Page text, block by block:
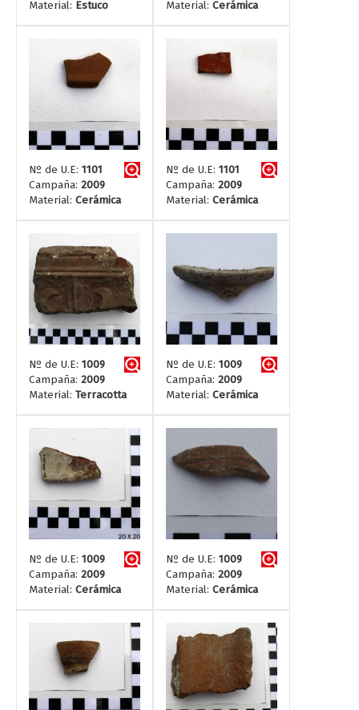
Material: Estuco
Material: Cerámica
Nº de U.E: 1101
Campaña: 2009
Material: Cerámica
Nº de U.E: 1101
Campaña: 2009
Material: Cerámica
Nº de U.E: 1009
Campaña: 2009
Material: Terracotta
Nº de U.E: 1009
Campaña: 2009
Material: Cerámica
Nº de U.E: 1009
Campaña: 2009
Material: Cerámica
Nº de U.E: 1009
Campaña: 2009
Material: Cerámica